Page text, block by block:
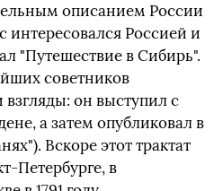
описанием России
Россией и
"Путешествие в Сибирь".
советников
взгляды: он выступил с
а затем опубликовал в
Вскоре этот трактат
Петербурге, в